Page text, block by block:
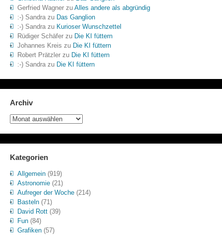
Gerfried Wagnerzu Alles andere als abgründig
:-) Sandrazu Das Ganglion
:-) Sandrazu Kurioser Wunschzettel
Rüdiger Schäferzu Die KI füttern
Johannes Kreis zu Die KI füttern
Robert Prätzlerzu Die KI füttern
:-) Sandrazu Die KI füttern
Archiv
Archiv
Kategorien
Allgemein(919)
Astronomie(21)
Aufreger der Woche(214)
Basteln(71)
David Rott(39)
Fun(84)
Grafiken(57)